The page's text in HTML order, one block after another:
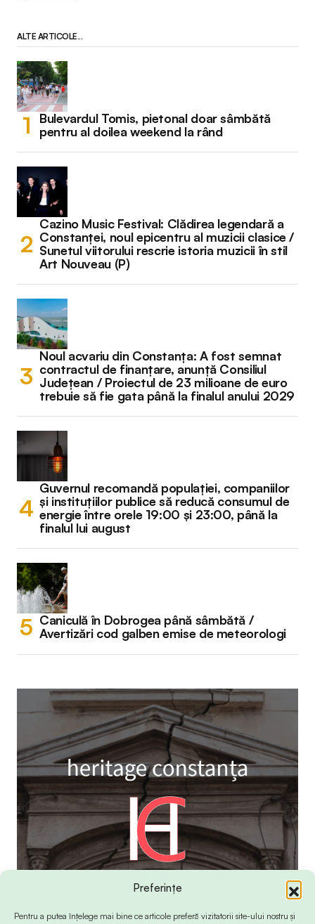
Preferințe
Pentru a putea înțelege mai bine ce articole preferă vizitatorii site-ului nostru și
ALTE ARTICOLE...
Bulevardul Tomis, pietonal doar sâmbătă
pentru al doilea weekend la rând
Cazino Music Festival: Clădirea legendară a
Constanței, noul epicentru al muzicii clasice /
Sunetul viitorului rescrie istoria muzicii în stil
Art Nouveau (P)
Noul acvariu din Constanța: A fost semnat
contractul de finanțare, anunță Consiliul
Județean / Proiectul de 23 milioane de euro
trebuie să fie gata până la finalul anului 2029
Guvernul recomandă populației, companiilor
și instituțiilor publice să reducă consumul de
energie între orele 19:00 și 23:00, până la
finalul lui august
Caniculă în Dobrogea până sâmbătă /
Avertizări cod galben emise de meteorologi